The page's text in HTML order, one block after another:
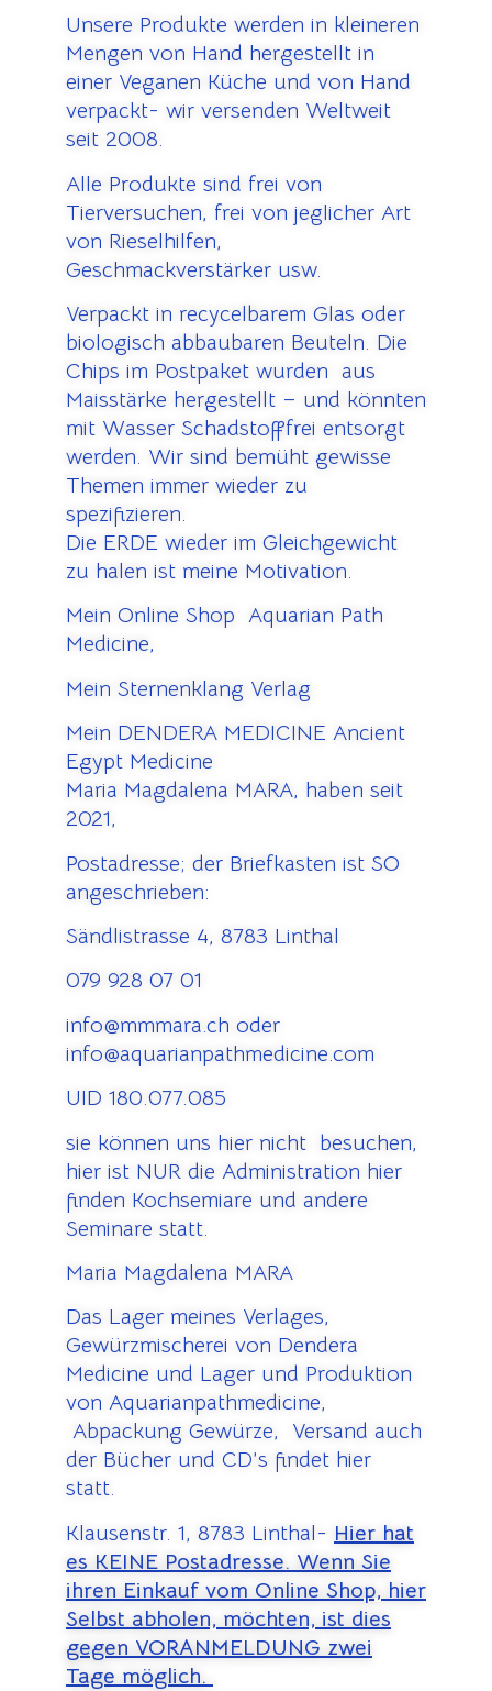
Unsere Produkte werden in kleineren
Mengen von Hand hergestellt in
einer Veganen Küche und von Hand
verpackt- wir versenden Weltweit
seit 2008.
Alle Produkte sind frei von
Tierversuchen, frei von jeglicher Art
von Rieselhilfen,
Geschmackverstärker usw.
Verpackt in recycelbarem Glas oder
biologisch abbaubaren Beuteln. Die
Chips im Postpaket wurden aus
Maisstärke hergestellt – und könnten
mit Wasser Schadstofffrei entsorgt
werden. Wir sind bemüht gewisse
Themen immer wieder zu
spezifizieren.
Die ERDE wieder im Gleichgewicht
zu halen ist meine Motivation.
Mein Online Shop Aquarian Path
Medicine,
Mein Sternenklang Verlag
Mein DENDERA MEDICINE Ancient
Egypt Medicine
Maria Magdalena MARA, haben seit
2021,
Postadresse; der Briefkasten ist SO
angeschrieben:
Sändlistrasse 4, 8783 Linthal
079 928 07 01
info@mmmara.ch oder
info@aquarianpathmedicine.com
UID 180.077.085
sie können uns hier nicht besuchen,
hier ist NUR die Administration hier
finden Kochsemiare und andere
Seminare statt.
Maria Magdalena MARA
Das Lager meines Verlages,
Gewürzmischerei von Dendera
Medicine und Lager und Produktion
von Aquarianpathmedicine,
Abpackung Gewürze, Versand auch
der Bücher und CD’s findet hier
statt.
Klausenstr. 1, 8783 Linthal- Hier hat
es KEINE Postadresse. Wenn Sie
ihren Einkauf vom Online Shop, hier
Selbst abholen, möchten, ist dies
gegen VORANMELDUNG zwei
Tage möglich.